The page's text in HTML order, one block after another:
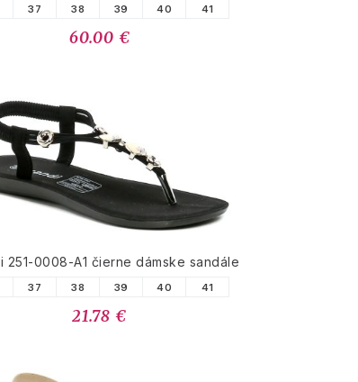
37 38 39 40 41
60.00 €
251-0008-A1 čierne dámske sandále
37 38 39 40 41
21.78 €